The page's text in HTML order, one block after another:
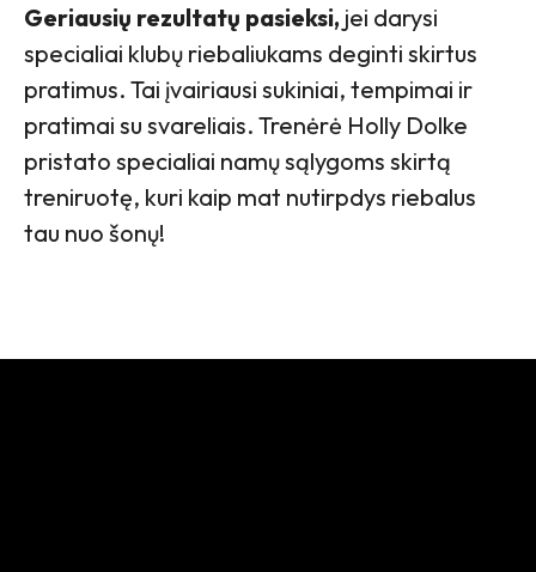
Geriausių rezultatų pasieksi, jei darysi
specialiai klubų riebaliukams deginti skirtus
pratimus. Tai įvairiausi sukiniai, tempimai ir
pratimai su svareliais. Trenėrė Holly Dolke
pristato specialiai namų sąlygoms skirtą
treniruotę, kuri kaip mat nutirpdys riebalus
tau nuo šonų!